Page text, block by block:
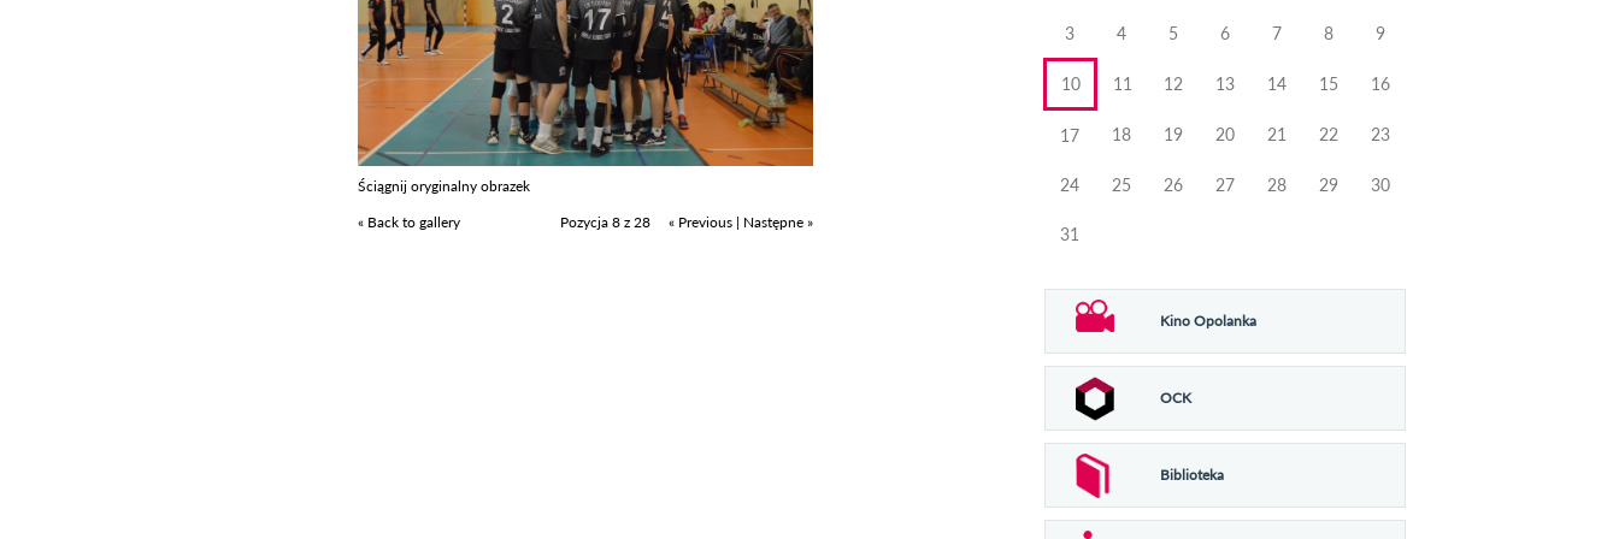
Ściągnij oryginalny obrazek
« Back to gallery
Pozycja 8 z 28 « Previous | Następne »
3 4 5 6 7 8 9
10 11 12 13 14 15 16
17 18 19 20 21 22 23
24 25 26 27 28 29 30
31
Kino Opolanka
OCK
Biblioteka